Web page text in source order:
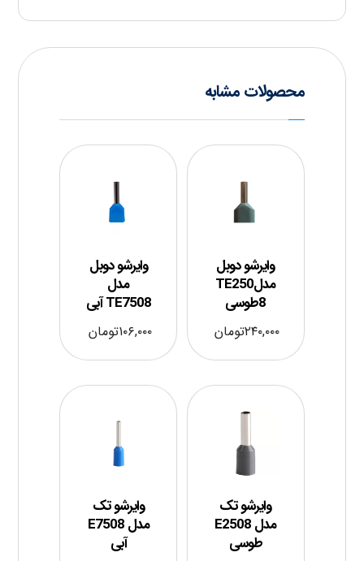
محصولات مشابه
وایرشو دوبل
مدلTE250
8طوسی
۲۴۰,۰۰۰تومان
وایرشو دوبل
مدل
TE7508 آبی
۱۰۶,۰۰۰تومان
وایرشو تک
مدل E2508
طوسی
وایرشو تک
مدل E7508
آبی